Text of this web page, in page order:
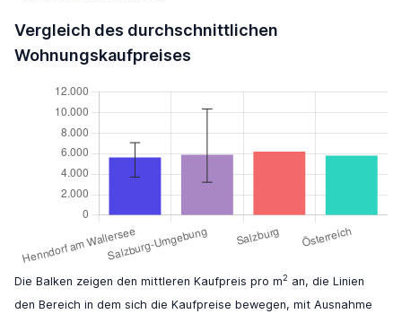
Vergleich des durchschnittlichen
Wohnungskaufpreises
Die Balken zeigen den mittleren Kaufpreis pro m2 an, die Linien
den Bereich in dem sich die Kaufpreise bewegen, mit Ausnahme